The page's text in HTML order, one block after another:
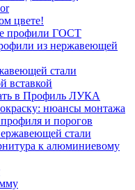
цвете!
профили ГОСТ
из нержавеющей
стали
вставкой
в Профиль ЛУКА
нюансы монтажа
и порогов
стали
к алюминиевому